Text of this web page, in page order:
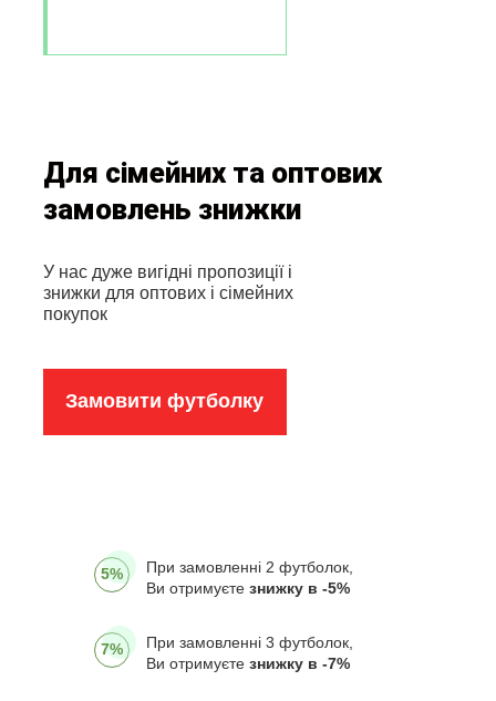
Для сімейних та оптових
замовлень знижки
У нас дуже вигідні пропозиції і
знижки для оптових і сімейних
покупок
Замовити футболку
5%
При замовленні 2 футболок,
Ви отримуєте знижку в -5%
7%
При замовленні 3 футболок,
Ви отримуєте знижку в -7%